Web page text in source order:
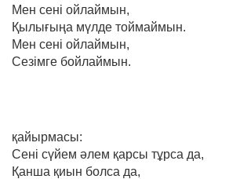
Мен сені ойлаймын,
Қылығыңа мүлде тоймаймын.
Мен сені ойлаймын,
Сезімге бойлаймын.
қайырмасы:
Сені сүйем әлем қарсы тұрса да,
Қанша қиын болса да,